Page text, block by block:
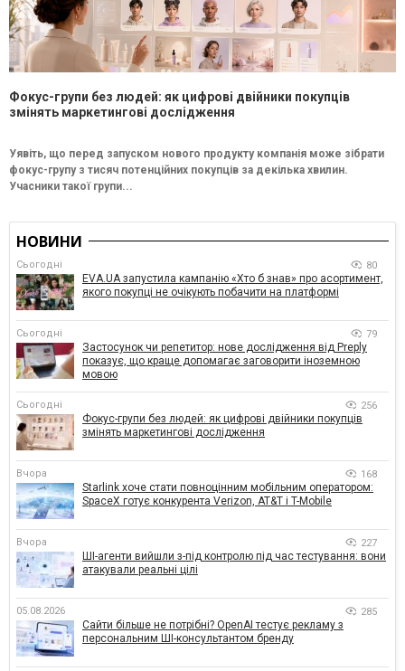
Фокус-групи без людей: як цифрові двійники покупців
змінять маркетингові дослідження
Уявіть, що перед запуском нового продукту компанія може зібрати
фокус-групу з тисяч потенційних покупців за декілька хвилин.
Учасники такої групи...
НОВИНИ
Сьогодні 80
EVA.UA запустила кампанію «Хто б знав» про асортимент,
якого покупці не очікують побачити на платформі
Сьогодні 79
Застосунок чи репетитор: нове дослідження від Preply
показує, що краще допомагає заговорити іноземною
мовою
Сьогодні 256
Фокус-групи без людей: як цифрові двійники покупців
змінять маркетингові дослідження
Вчора 168
Starlink хоче стати повноцінним мобільним оператором:
SpaceX готує конкурента Verizon, AT&T і T-Mobile
Вчора 227
ШІ-агенти вийшли з-під контролю під час тестування: вони
атакували реальні цілі
05.08.2026 285
Сайти більше не потрібні? OpenAI тестує рекламу з
персональним ШІ-консультантом бренду